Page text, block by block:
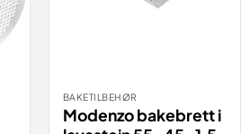
BAKETILBEHØR
Modenzo bakebrett i